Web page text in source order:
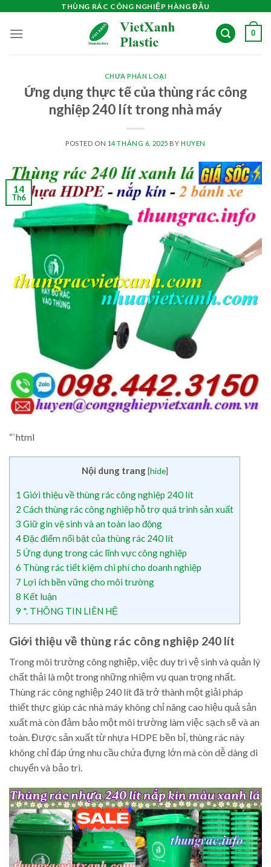
content
THÙNG RÁC CÔNG NGHIỆP HÀNG ĐẦU
0
CHƯA PHÂN LOẠI
Ứng dụng thực tế của thùng rác công
nghiệp 240 lít trong nhà máy
POSTED ON 14 THÁNG 6, 2025 BY HUYEN
14
Th6
“`html
Nội dung trang [hide]
1 Giới thiệu về thùng rác công nghiệp 240 lít
2 Cách thùng rác công nghiệp hỗ trợ quá trình sản xuất
3 Giữ gìn vệ sinh và an toàn lao động
4Đặc điểm nổi bật của thùng rác 240 lít
5 Ứng dụng trong các lĩnh vực công nghiệp
6 Thùng rác tiết kiệm chi phí cho doanh nghiệp
7 Lợi ích bền vững cho môi trường
8 Kết luận
9 *. THÔNG TIN LIÊN HỆ
Giới thiệu về thùng rác công nghiệp 240 lít
Trong môi trường công nghiệp, việc duy trì vệ sinh và quản lý
chất thải là một trong những nhiệm vụ quan trọng nhất.
Thùng rác công nghiệp 240 lít đã trở thành một giải pháp
thiết thực giúp các nhà máy không chỉ nâng cao hiệu quả sản
xuất mà còn đảm bảo một môi trường làm việc sạch sẽ và an
toàn. Được sản xuất từ nhựa HDPE bền bỉ, thùng rác này
không chỉ đáp ứng nhu cầu chứa đựng lớn mà còn dễ dàng di
chuyển và bảo trì.